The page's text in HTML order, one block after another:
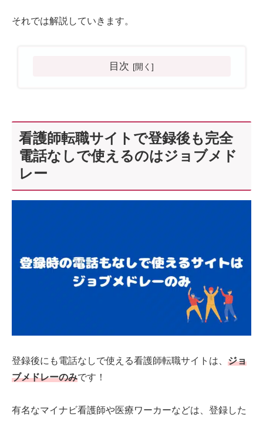
それでは解説していきます。
目次
看護師転職サイトで登録後も完全
電話なしで使えるのはジョブメド
レー
登録後にも電話なしで使える看護師転職サイトは、 ジョ
ブメドレーのみです！
有名なマイナビ看護師や医療ワーカーなどは、登録した